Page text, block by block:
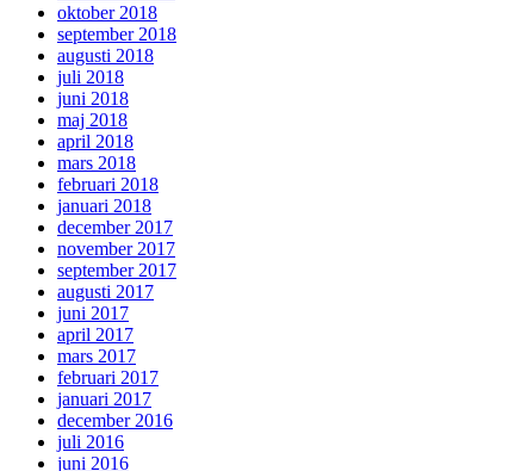
oktober 2018
september 2018
augusti 2018
juli 2018
juni 2018
maj 2018
april 2018
mars 2018
februari 2018
januari 2018
december 2017
november 2017
september 2017
augusti 2017
juni 2017
april 2017
mars 2017
februari 2017
januari 2017
december 2016
juli 2016
juni 2016